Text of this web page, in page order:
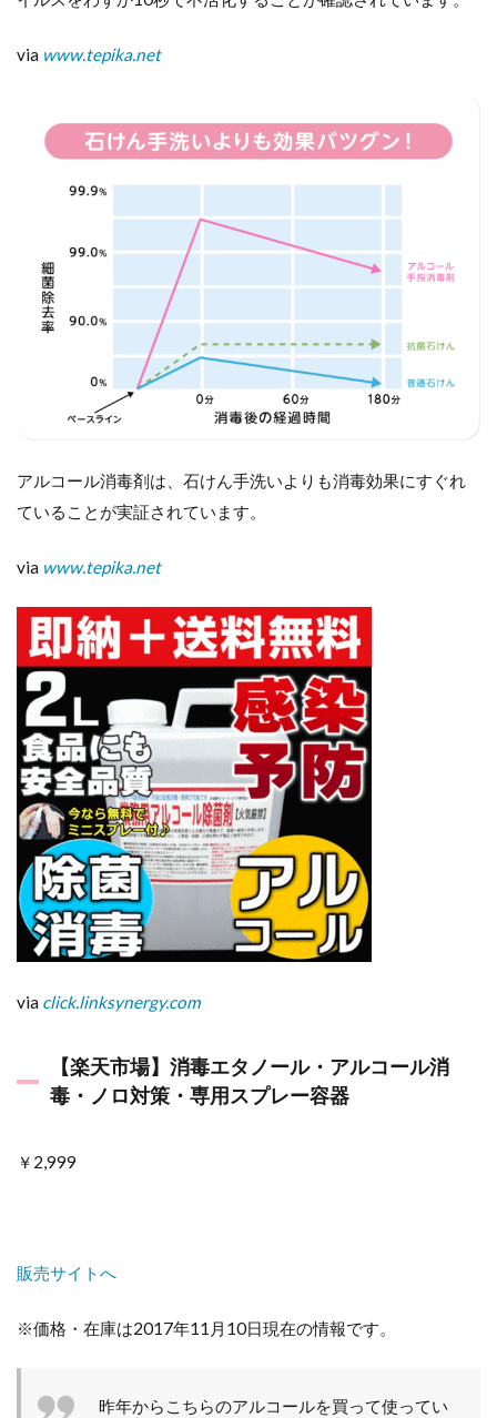
via www.tepika.net
アルコール消毒剤は、石けん手洗いよりも消毒効果にすぐれ
ていることが実証されています。
via www.tepika.net
via click.linksynergy.com
【楽天市場】消毒エタノール・アルコール消
毒・ノロ対策・専用スプレー容器
￥2,999
販売サイトへ
※価格・在庫は2017年11月10日現在の情報です。
昨年からこちらのアルコールを買って使ってい